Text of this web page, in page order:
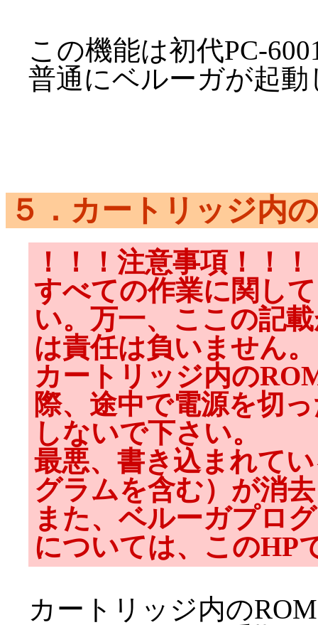
この機能は初代PC-
普通にベルーガが起動
５．カートリッジ内
！！！注意事項！！！
すべての作業に関し
い。万一、ここの記
は責任は負いません。
カートリッジ内の
際、途中で電源を切
しないで下さい。
最悪、書き込まれて
グラムを含む）が消
また、ベルーガプロ
については、このHP
カートリッジ内の